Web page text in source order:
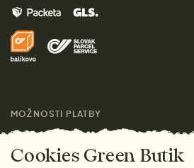
Značky
Pre médiá
Darčeky
Doprava a platba
MOŽNOSTI PLATBY
Cookies Green Butik